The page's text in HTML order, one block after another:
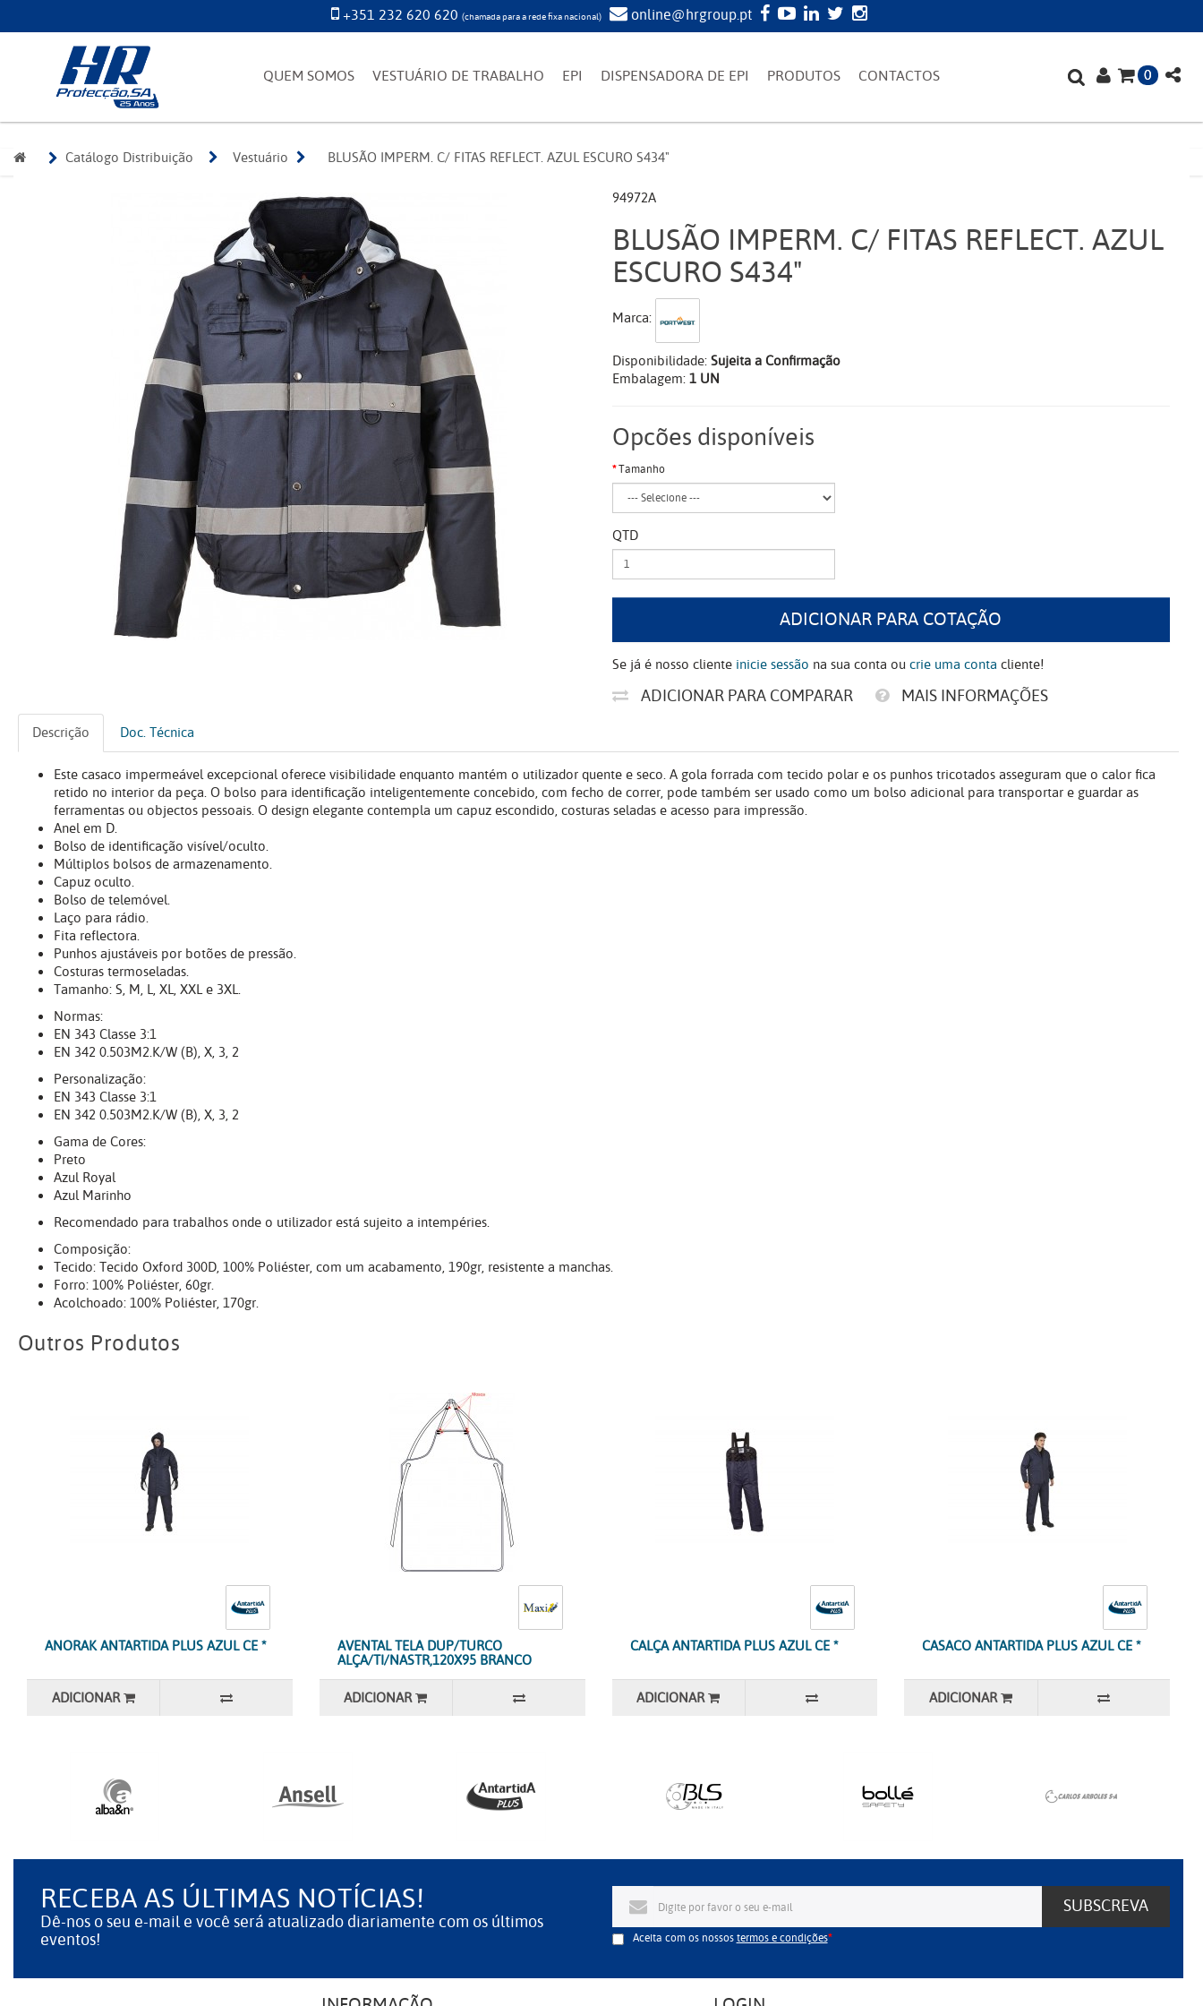
+351 232 620 620 (chamada para a rede fixa nacional) online@hrgroup.pt
QUEM SOMOS VESTUÁRIO DE TRABALHO EPI DISPENSADORA DE EPI PRODUTOS CONTACTOS 0
Catálogo Distribuição Vestuário BLUSÃO IMPERM. C/ FITAS REFLECT. AZUL ESCURO S434"
94972A
BLUSÃO IMPERM. C/ FITAS REFLECT. AZUL
ESCURO S434"
Marca:
Disponibilidade: Sujeita a Confirmação
Embalagem:1 UN
Opcões disponíveis
Tamanho
QTD
ADICIONAR PARA COTAÇÃO
Se já é nosso cliente inicie sessão na sua conta oucrie uma conta cliente!
ADICIONAR PARA COMPARAR MAIS INFORMAÇÕES
Descrição Doc. Técnica
Este casaco impermeável excepcional oferece visibilidade enquanto mantém o utilizador quente e seco. A gola forrada com tecido polar e os punhos tricotados asseguram que o calor fica
retido no interior da peça. O bolso para identificação inteligentemente concebido, com fecho de correr, pode também ser usado como um bolso adicional para transportar e guardar as
ferramentas ou objectos pessoais. O design elegante contempla um capuz escondido, costuras seladas e acesso para impressão.
Anel em D.
Bolso de identificação visível/oculto.
Múltiplos bolsos de armazenamento.
Capuz oculto.
Bolso de telemóvel.
Laço para rádio.
Fita reflectora.
Punhos ajustáveis por botões de pressão.
Costuras termoseladas.
Tamanho: S, M, L, XL, XXL e 3XL.
Normas:
EN 343 Classe 3:1
EN 342 0.503M2.K/W (B), X, 3, 2
Personalização:
EN 343 Classe 3:1
EN 342 0.503M2.K/W (B), X, 3, 2
Gama de Cores:
Preto
Azul Royal
Azul Marinho
Recomendado para trabalhos onde o utilizador está sujeito a intempéries.
Composição:
Tecido: Tecido Oxford 300D, 100% Poliéster, com um acabamento, 190gr, resistente a manchas.
Forro: 100% Poliéster, 60gr.
Acolchoado: 100% Poliéster, 170gr.
Outros Produtos
ANORAK ANTARTIDA PLUS AZUL CE *
ADICIONAR
AVENTAL TELA DUP/TURCO
ALÇA/TI/NASTR,120X95 BRANCO
ADICIONAR
CALÇA ANTARTIDA PLUS AZUL CE *
ADICIONAR
CASACO ANTARTIDA PLUS AZUL CE *
ADICIONAR
RECEBA AS ÚLTIMAS NOTÍCIAS!
Dê-nos o seu e-mail e você será atualizado diariamente com os últimos
eventos!
SUBSCREVA
Aceita com os nossostermos e condições